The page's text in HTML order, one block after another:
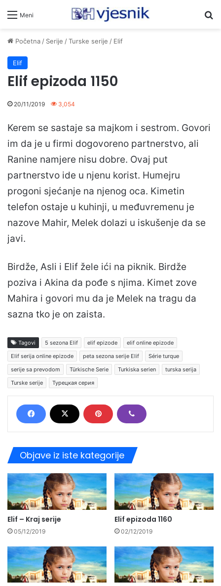
Meni
Početna/ Serije /Turske serije / Elif
Elif
Elif epizoda 1150
20/11/2019 3,054
Kerem se sastaje sa majkom i sestrom. Govori
im da je u firmi dogovoreno partnerstvo, ali
Ranine namjere nisu dobre. Ovaj put
partnerstvo ide u njenu korist. Humejru
progoni sjećanje na njenog oca. Kimetin
telefon ostaje u kuhinji, u međuvremenu je
nazove Mahir, Melek dolazi u iskušenje da se
javi.
Birdže, Asli i Elif žele ići na piknik. Birdže
poziva i Akina da pođe s njima. Kimet zove
Mahira i govori mu da je Melek na tragu da
sazna tko je on zaista.
Tagovi 5 sezona Elif elif epizode
elif online epizode
Elif serija online epizode
peta sezona serije Elif
Série turque
serije sa prevodom
Türkische Serie Turkiska serien
turska serija
Turske serije
Турецкая серия
Objave iz iste kategorije
Elif – Kraj serije
05/12/2019
Elif epizoda 1160
02/12/2019